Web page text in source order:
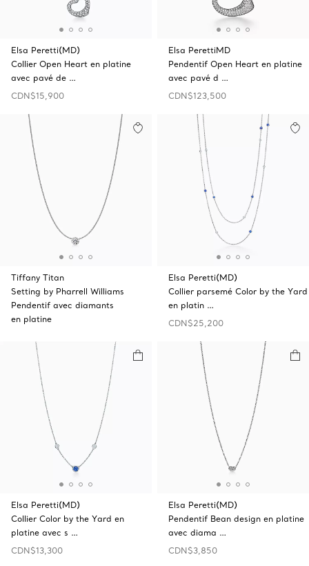
Elsa Peretti(MD)
Collier Open‎ Heart en platine
avec pavé de …
CDN$15,900
Elsa PerettiMD
Pendentif Open Heart en platine
avec pavé d …
CDN$123,500
Tiffany Titan
Setting by Pharrell Williams
Pendentif avec diamants
en platine
Elsa Peretti(MD)
Collier parsemé Color by the Yard
en platin …
CDN$25,200
Elsa Peretti(MD)
Collier Color by the Yard en
platine avec s …
CDN$13,300
Elsa Peretti(MD)
Pendentif Bean design en platine
avec diama …
CDN$3,850